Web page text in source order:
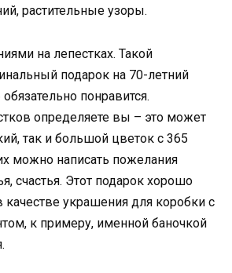
растительные узоры.
на лепестках. Такой
подарок на 70-летний
понравится.
определяете вы – это может
так и большой цветок с 365
можно написать пожелания
счастья. Этот подарок хорошо
качестве украшения для коробки с
к примеру, именной баночкой